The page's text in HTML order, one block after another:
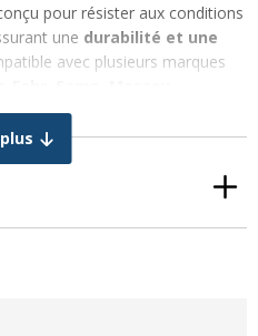
pour résister aux conditions
une durabilité et une
avec plusieurs marques
adaptateur
de route et de croisement